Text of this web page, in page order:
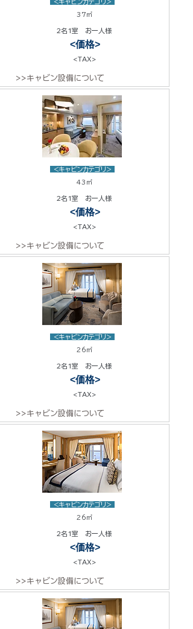
<キャビンカテゴリ>
37㎡
2名1室 お一人様
<価格>
<TAX>
>>キャビン設備について
<キャビンカテゴリ>
43㎡
2名1室 お一人様
<価格>
<TAX>
>>キャビン設備について
<キャビンカテゴリ>
26㎡
2名1室 お一人様
<価格>
<TAX>
>>キャビン設備について
<キャビンカテゴリ>
26㎡
2名1室 お一人様
<価格>
<TAX>
>>キャビン設備について